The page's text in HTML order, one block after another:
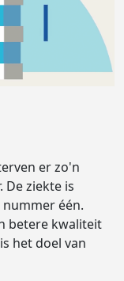
er zo'n
De ziekte is
één.
betere kwaliteit
het doel van